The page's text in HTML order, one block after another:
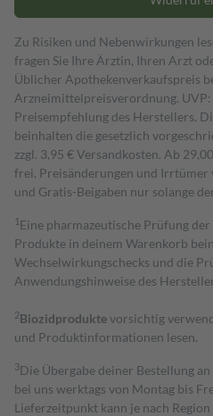
Zu Risiken und Nebenwirkungen
fragen Sie Ihre Ärztin, Ihren Arzt
Üblicher Apothekenverkaufspreis
Arzneimittelpreisverordnung.
Preisempfehlung des Herstellers.
beinhalten die gesetzlich
zzgl. 3,95 € Versandkosten. Ab
frei. Preisänderungen und Irrtümer
und Gratis-Beigaben nur solange
1 Eine pharmazeutische Prüfung
Produkte in deinem Warenkorb
Wechselwirkungschecks und die
Anwendungshinweise des
2Biozidproduktevorsichtig
und Produktinformationen lesen.
3Die Übergabe deiner Bestellung
bei uns werktags von Montag bis
Lieferzeitpunkt kann je nach